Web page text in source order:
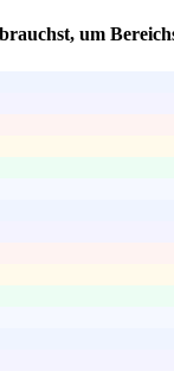
um